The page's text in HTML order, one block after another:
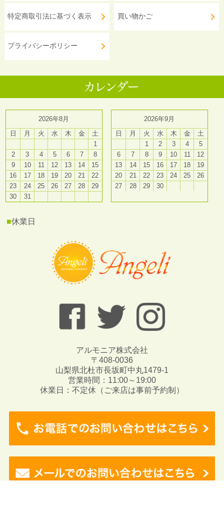
特定商取引法に基づく表示
プライバシーポリシー
買い物かご
2026年8月
日
月 火 水 木 金
土
1
2
3 4 5 6 7
8
9
10 11 12 13 14
15
16
17 18 19 20 21
22
23
24 25 26 27 28
29
30
31
2026年9月
日
月 火 水 木 金
土
1
2 3 4
5
6
7 8 9 10 11
12
13
14 15 16 17 18
19
20
21 22 23 24 25
26
27
28 29 30
■休業日
アルモニア株式会社
〒408-0036
山梨県北杜市長坂町中丸1479-1
営業時間：11:00～19:00
休業日：不定休（ご来店は事前予約制）